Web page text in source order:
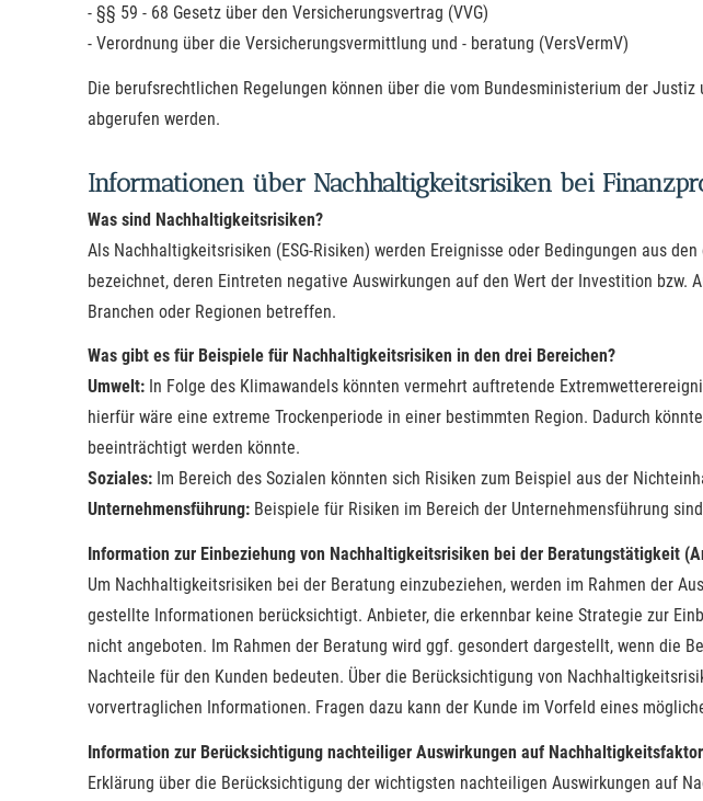
- §§ 59 - 68 Gesetz über den Versicherungsvertrag (VVG)
- Verordnung über die Versicherungsvermittlung und - beratung (VersVermV)
Die berufsrechtlichen Regelungen können über die vom Bundesministerium der
abgerufen werden.
Informationen über Nachhaltigkeitsrisiken bei
Was sind Nachhaltigkeitsrisiken?
Als Nachhaltigkeitsrisiken (ESG-Risiken) werden Ereignisse oder Bedingungen aus
bezeichnet, deren Eintreten negative Auswirkungen auf den Wert der Investition
Branchen oder Regionen betreffen.
Was gibt es für Beispiele für Nachhaltigkeitsrisiken in den drei Bereichen?
Umwelt: In Folge des Klimawandels könnten vermehrt auftretende
hierfür wäre eine extreme Trockenperiode in einer bestimmten Region. Dadurch
beeinträchtigt werden könnte.
Soziales: Im Bereich des Sozialen könnten sich Risiken zum Beispiel aus der
Unternehmensführung: Beispiele für Risiken im Bereich der Unternehmensführung
Information zur Einbeziehung von Nachhaltigkeitsrisiken bei der Beratungstätigkeit
Um Nachhaltigkeitsrisiken bei der Beratung einzubeziehen, werden im Rahmen der
gestellte Informationen berücksichtigt. Anbieter, die erkennbar keine Strategie zur
nicht angeboten. Im Rahmen der Beratung wird ggf. gesondert dargestellt, wenn die
Nachteile für den Kunden bedeuten. Über die Berücksichtigung von
vorvertraglichen Informationen. Fragen dazu kann der Kunde im Vorfeld eines
Information zur Berücksichtigung nachteiliger Auswirkungen auf
Erklärung über die Berücksichtigung der wichtigsten nachteiligen Auswirkungen auf